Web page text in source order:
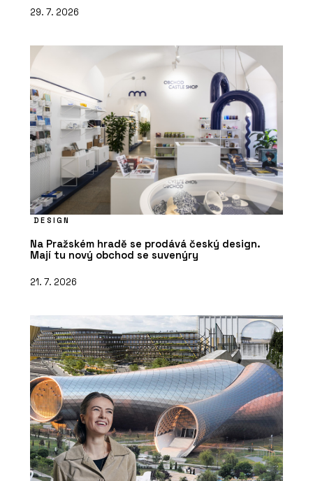
29. 7. 2026
DESIGN
Na Pražském hradě se prodává český design.
Mají tu nový obchod se suvenýry
21. 7. 2026